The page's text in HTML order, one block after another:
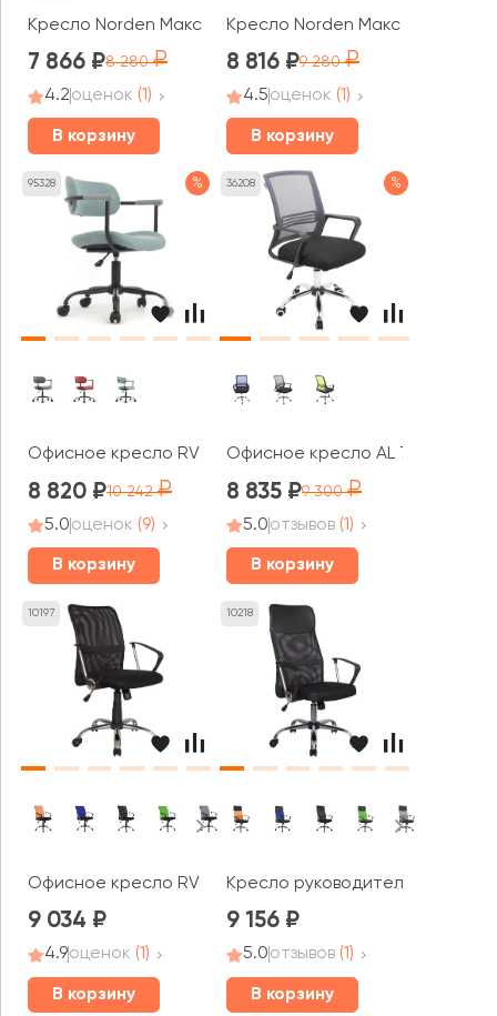
Кресло Norden Макс / Max LB
7 866 8 280
4.2оценок (1)
В корзину
Кресло Norden Макс / Max
8 816 9 280
4.5оценок (1)
В корзину
95328 %
Офисное кресло RV ДИЗАЙН Колин / Kolin (W-231)
8 820 10 242
5.0оценок (9)
В корзину
36208 %
Офисное кресло AL 776
8 835 9 300
5.0отзывов (1)
В корзину
10197
Офисное кресло RV ЧЕЙР Смарт м / Smart m (8075)
9 034
4.9оценок (1)
В корзину
10218
Кресло руководителя RV ЧЕЙР
9 156
5.0отзывов (1)
В корзину